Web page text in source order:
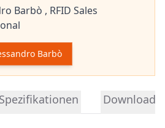
Barbò , RFID Sales
Barbò
Spezifikationen Downloads